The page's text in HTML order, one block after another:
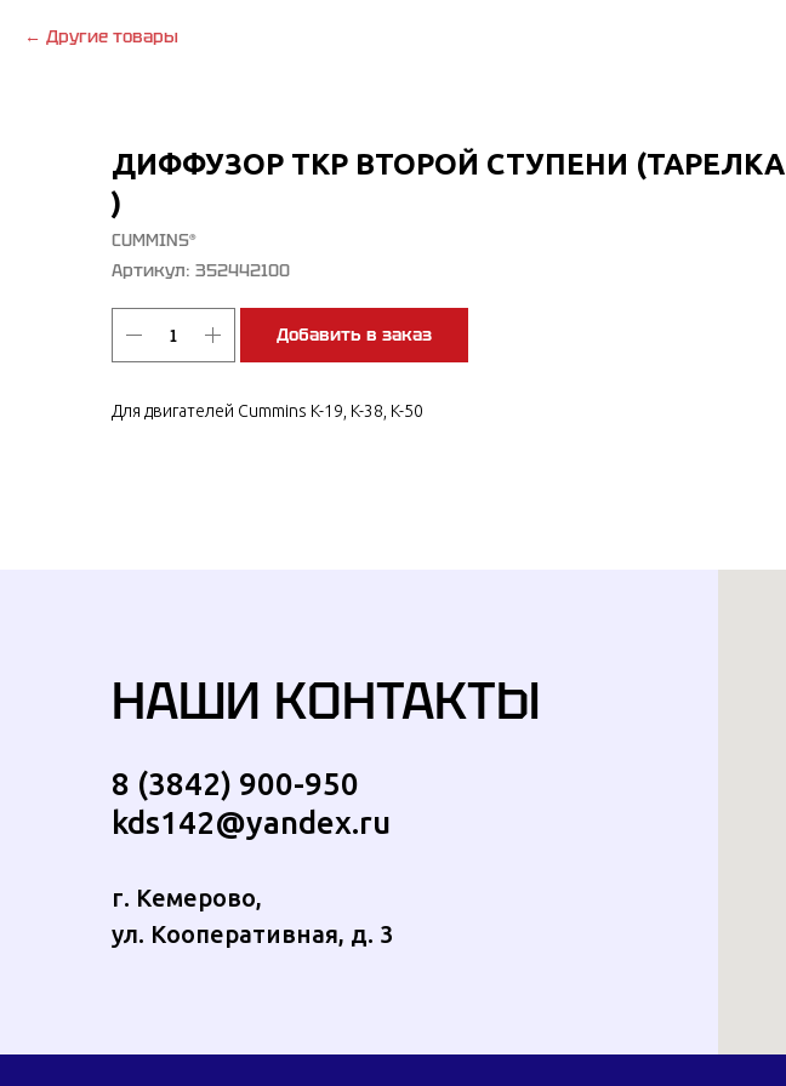
Другие товары
ДИФФУЗОР ТКР ВТОРОЙ СТУПЕНИ (ТАРЕЛКА
)
CUMMINS®
Артикул: 352442100
Добавить в заказ
Для двигателей Cummins K-19, K-38, K-50
НАШИ КОНТАКТЫ
8 (3842) 900-950
kds142@yandex.ru
г. Кемерово,
ул. Кооперативная, д. 3